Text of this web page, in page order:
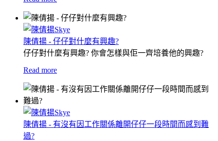
陳倩揚 - 仔仔對什麼有興趣?
仔仔對什麼有興趣? 你會怎樣與佢一齊培養他的興趣?
Read more
陳倩揚 - 有沒有因工作關係離開仔仔一段時間而感到難
過?